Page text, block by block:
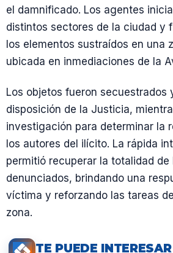
el damnificado. Los agentes
distintos sectores de la ciudad y
los elementos sustraídos en una
ubicada en inmediaciones de la
Los objetos fueron secuestrados
disposición de la Justicia,
investigación para determinar la
los autores del ilícito. La rápida
permitió recuperar la totalidad de
denunciados, brindando una
víctima y reforzando las tareas
zona.
TE PUEDE INTERESAR